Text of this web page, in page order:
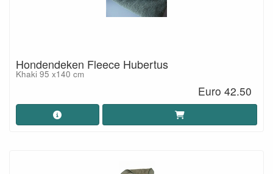
Hondendeken Fleece Hubertus
Khaki 95 x140 cm
Euro 42.50